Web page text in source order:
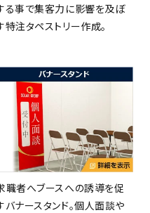
る事で集客力に影響を及ぼ
特注タペストリー作成。
職者へブースへの誘導を促
バナースタンド。個人面談や